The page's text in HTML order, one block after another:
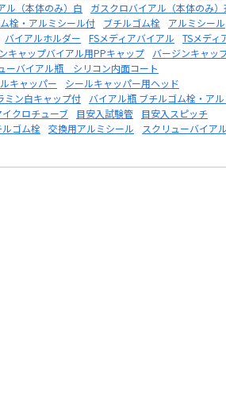
ル（本体のみ）白
ガスクロバイアル（本体のみ）
栓・アルミシール付 ブチルゴム栓
アルミシール
バイアルホルダー FSメディアバイアル
TSメディ
キャップバイアル用PPキャップ
バージンキャッ
ーバイアル瓶 シリコン内面コート
キャッパー
シールキャッパー用ヘッド
ミン白キャップ付
バイアル瓶 ブチルゴム栓・ア
クロチューブ 目安入試験管
目安入スピッチ
ゴム栓 交換用アルミシール
スクリューバイ